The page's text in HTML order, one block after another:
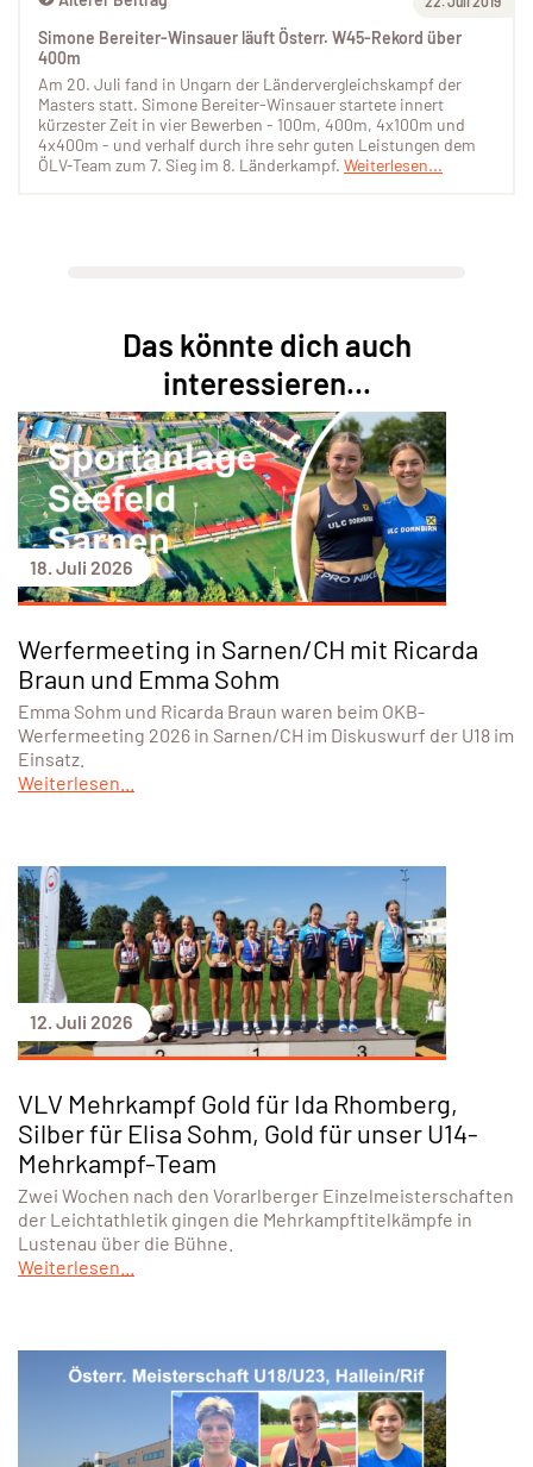
Simone Bereiter-Winsauer läuft Österr. W45-Rekord über
400m
Am 20. Juli fand in Ungarn der Ländervergleichskampf der
Masters statt. Simone Bereiter-Winsauer startete innert
kürzester Zeit in vier Bewerben - 100m, 400m, 4x100m und
4x400m - und verhalf durch ihre sehr guten Leistungen dem
ÖLV-Team zum 7. Sieg im 8. Länderkampf. Weiterlesen...
Das könnte dich auch
interessieren...
18. Juli 2026
Werfermeeting in Sarnen/CH mit Ricarda
Braun und Emma Sohm
Emma Sohm und Ricarda Braun waren beim OKB-
Werfermeeting 2026 in Sarnen/CH im Diskuswurf der U18 im
Einsatz.
Weiterlesen...
12. Juli 2026
VLV Mehrkampf Gold für Ida Rhomberg,
Silber für Elisa Sohm, Gold für unser U14-
Mehrkampf-Team
Zwei Wochen nach den Vorarlberger Einzelmeisterschaften
der Leichtathletik gingen die Mehrkampftitelkämpfe in
Lustenau über die Bühne.
Weiterlesen...